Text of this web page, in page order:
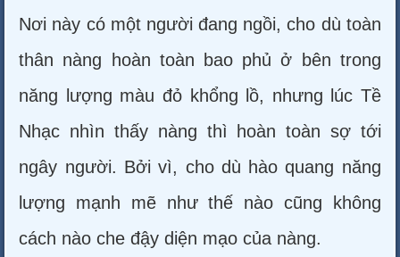
Nơi này có một người đang ngồi, cho dù toàn
thân nàng hoàn toàn bao phủ ở bên trong
năng lượng màu đỏ khổng lồ, nhưng lúc Tề
Nhạc nhìn thấy nàng thì hoàn toàn sợ tới
ngây người. Bởi vì, cho dù hào quang năng
lượng mạnh mẽ như thế nào cũng không
cách nào che đậy diện mạo của nàng.